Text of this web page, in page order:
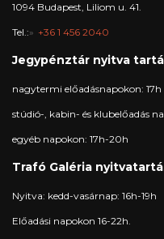
1094 Budapest, Liliom u. 41.
Tel.: +36 1 456 2040
Jegypénztár nyitva
nagytermi előadásnapokon:
stúdió-, kabin- és klubelőadás
egyéb napokon: 17h-20h
Trafó Galéria
Nyitva: kedd-vasárnap: 16h-19h
Előadási napokon 16-22h.